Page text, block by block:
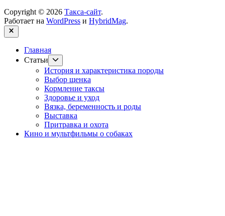
Copyright © 2026 Такса-сайт.
Работает на WordPress и HybridMag.
Закрыть
Главная
Статьи
подменю
История и характеристика породы
Выбор щенка
Кормление таксы
Здоровье и уход
Вязка, беременность и роды
Выставка
Притравка и охота
Кино и мультфильмы о собаках